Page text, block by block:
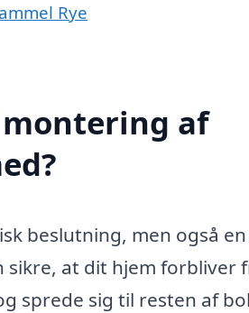
Rye
af
beslutning, men også en
at dit hjem forbliver
sprede sig til resten af